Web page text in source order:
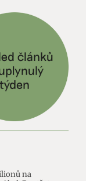
na